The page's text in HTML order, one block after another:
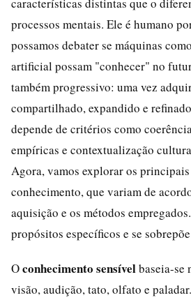
processos mentais. Ele é humano
possamos debater se máquinas
artificial possam "conhecer" no
também progressivo: uma vez
compartilhado, expandido e
depende de critérios como
empíricas e contextualização
Agora, vamos explorar os
conhecimento, que variam de
aquisição e os métodos
propósitos específicos e se
Oconhecimento sensívelbaseia-se
visão, audição, tato, olfato e